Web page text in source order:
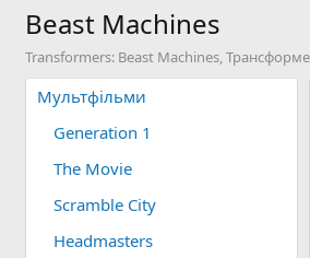
Beast Machines
Transformers: Beast Machines,
Мультфільми
Generation 1
The Movie
Scramble City
Headmasters